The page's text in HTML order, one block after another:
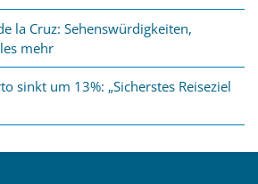
la Cruz: Sehenswürdigkeiten,
mehr
sinkt um 13%: „Sicherstes Reiseziel